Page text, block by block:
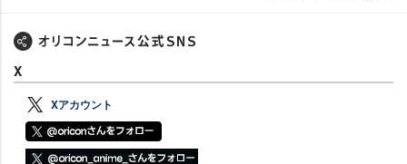
X
Xアカウント